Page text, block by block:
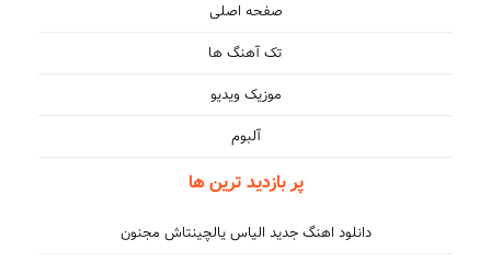
صفحه اصلی
تک آهنگ ها
موزیک ویدیو
آلبوم
پر بازدید ترین ها
دانلود اهنگ جدید الیاس یالچینتاش مجنون